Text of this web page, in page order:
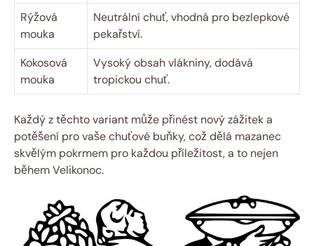
Rýžová ​
mouka
Neutrální chuť, vhodná pro ⁤bezlepkové
pekařství.
Kokosová
mouka
Vysoký obsah‌ vlákniny,‍ dodává
tropickou ⁣chuť.
Každý z ‍těchto variant⁤ může přinést nový zážitek​ a
potěšení⁣ pro vaše ‍chuťové⁢ buňky, což dělá mazanec
skvělým pokrmem pro každou příležitost, a to nejen
během Velikonoc.